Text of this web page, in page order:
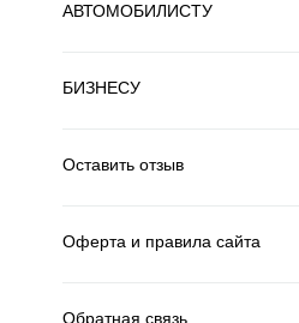
АВТОМОБИЛИСТУ
БИЗНЕСУ
Оставить отзыв
Оферта и правила сайта
Обратная связь